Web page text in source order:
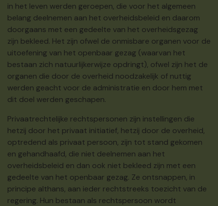
in het leven werden geroepen, die voor het algemeen
belang deelnemen aan het overheidsbeleid en daarom
doorgaans met een gedeelte van het overheidsgezag
zijn bekleed. Het zijn ofwel de onmisbare organen voor de
uitoefening van het openbaar gezag (waarvan het
bestaan zich natuurlijkerwijze opdringt), ofwel zijn het de
organen die door de overheid noodzakelijk of nuttig
werden geacht voor de administratie en door hem met
dit doel werden geschapen.
Privaatrechtelijke rechtspersonen zijn instellingen die
hetzij door het privaat initiatief, hetzij door de overheid,
optredend als privaat persoon, zijn tot stand gekomen
en gehandhaafd, die niet deelnemen aan het
overheidsbeleid en dan ook niet bekleed zijn met een
gedeelte van het openbaar gezag. Ze ontsnappen, in
principe althans, aan ieder rechtstreeks toezicht van de
regering. Hun bestaan als rechtspersoon wordt